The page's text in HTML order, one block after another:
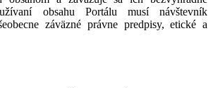
obsahu Portálu musí návštevník
záväzné právne predpisy, etické a